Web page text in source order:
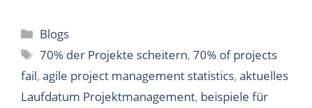
Categories
Blogs
Tags
70% der Projekte scheitern,70% of projects
fail, agile project management statistics, aktuelles
Laufdatum Projektmanagement, beispiele für